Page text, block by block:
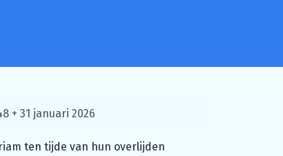
+ 31 januari 2026
ten tijde van hun overlijden